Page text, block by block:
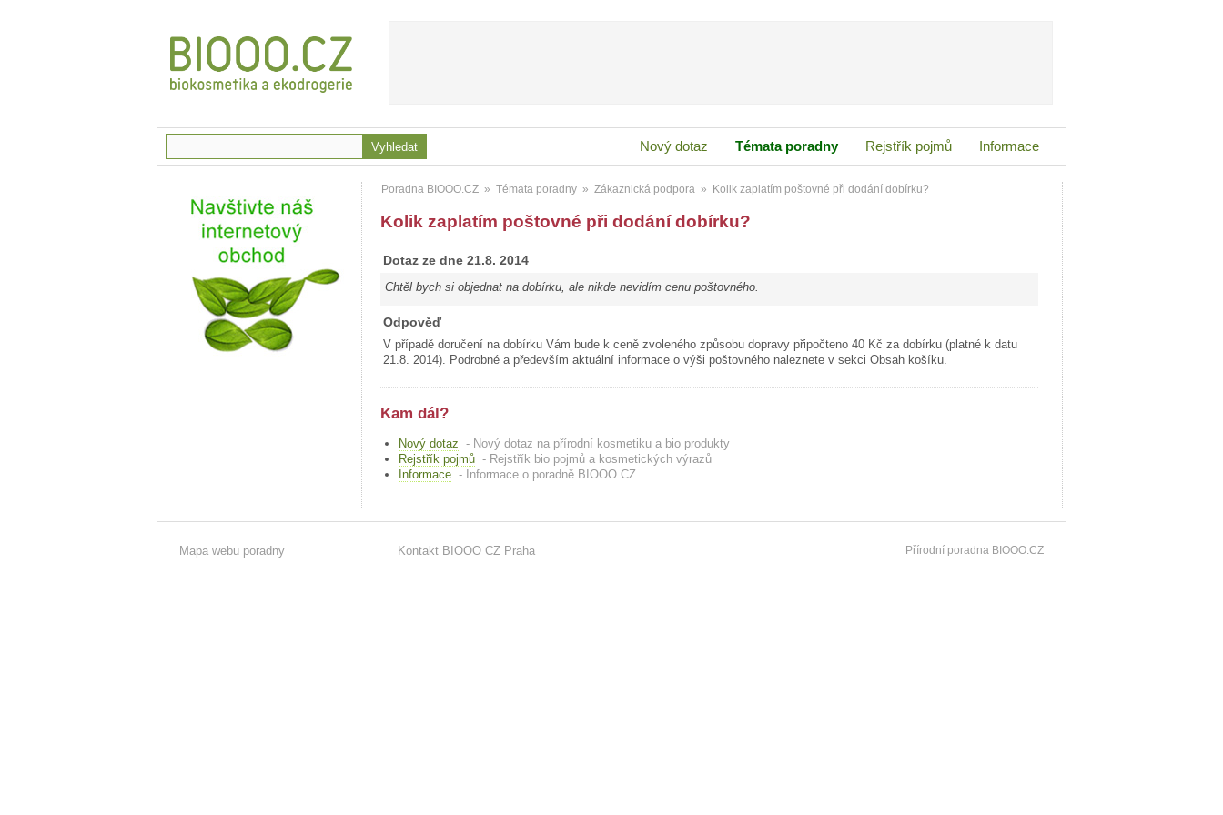
Nový dotaz Témata poradny Rejstřík pojmů Informace
Poradna BIOOO.CZ » Témata poradny » Zákaznická podpora » Kolik zaplatím poštovné při dodání dobírku?
Kolik zaplatím poštovné při dodání dobírku?
Dotaz ze dne 21.8. 2014
Chtěl bych si objednat na dobírku, ale nikde nevidím cenu poštovného.
Odpověď
V případě doručení na dobírku Vám bude k ceně zvoleného způsobu dopravy připočteno 40 Kč za dobírku (platné k datu
21.8. 2014). Podrobné a především aktuální informace o výši poštovného naleznete v sekci Obsah košíku.
Kam dál?
Nový dotaz - Nový dotaz na přírodní kosmetiku a bio produkty
Rejstřík pojmů - Rejstřík bio pojmů a kosmetických výrazů
Informace - Informace o poradně BIOOO.CZ
Mapa webu poradny Kontakt BIOOO CZ Praha Přírodní poradna BIOOO.CZ